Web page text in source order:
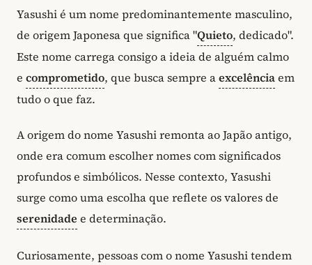
Yasushi é um nome predominantemente masculino,
de origem Japonesa que significa "Quieto, dedicado".
Este nome carrega consigo a ideia de alguém calmo
e comprometido, que busca sempre aexcelênciaem
tudo o que faz.
A origem do nome Yasushi remonta ao Japão antigo,
onde era comum escolher nomes com significados
profundos e simbólicos. Nesse contexto, Yasushi
surge como uma escolha que reflete os valores de
serenidade e determinação.
Curiosamente, pessoas com o nome Yasushi tendem